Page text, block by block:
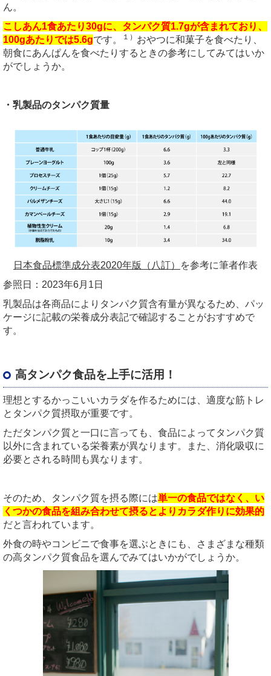
ん。
こしあん1食あたり30gに、タンパク質1.7gが含まれており、
100gあたりでは5.6gです。 １） おやつに和菓子を食べたり、
朝食にあんぱんを食べたりするときの参考にしてみてはいか
がでしょうか。
・乳製品のタンパク質量
日本食品標準成分表2020年版（八訂）
を参考に筆者作表
参照日： 2023年6月 1 日
乳製品は各商品によりタンパク質含有量が異なるため、パッ
ケージに記載の栄養成分表記で確認することがおすすめで
す。
高タンパク食品を上手に活用！
理想とするかっこいいカラダを作るためには、適度な筋トレ
とタンパク質摂取が重要です。
ただタンパク質と一口に言っても、食品によってタンパク質
以外に含まれている栄養素が異なります。また、消化吸収に
必要とされる時間も異なります。
そのため、タンパク質を摂る際には単一の食品ではなく、い
くつかの食品を組み合わせて摂るとよりカラダ作りに効果的
だと言われています。
外食の時やコンビニで食事を選ぶときにも、さまざまな種類
の高タンパク質食品を選んでみてはいかがでしょうか。